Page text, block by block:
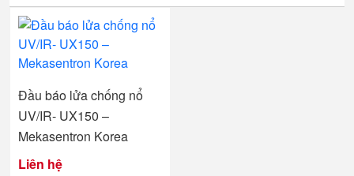
Đầu báo lửa chống nổ
UV/IR- UX150 –
Mekasentron Korea
Liên hệ